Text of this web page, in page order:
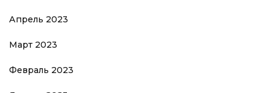
Апрель 2023
Март 2023
Февраль 2023